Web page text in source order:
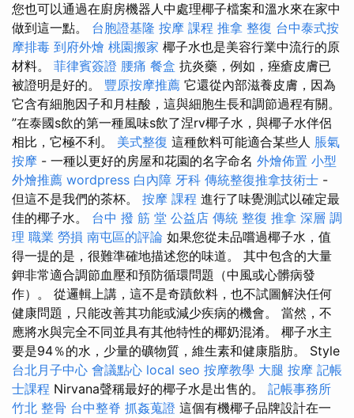
您也可以通過在廚房機器人中處理椰子檔案和溫水來在家中
做到這一點。 台胞證基隆 按摩 課程 推拿 整復 台中泰式按
摩排毒 到府外燴 桃園搬家 椰子水也是美容行業中流行的原
材料。 菲律賓簽證 腰痛 餐盒 抗炎藥，例如，痤瘡皮膚已
被證明是好的。 豐原按摩推薦 它還從內部滋養皮膚，因為
它含有細胞因子和月桂酸，這與細胞生長和調節過程有關。
”在泰國s飲的第一種風味s飲了涅rv椰子水，與椰子水伴侶
相比，它極不利。 美式整復 這種飲料可能適合某些人 脹氣
按摩 - 一種以更好的房屋和花園的名字命名 外燴佈置 小型
外燴推薦 wordpress 白內障 牙科 傳統整復推拿技術士 -
但這不是我們的茶杯。 按摩 課程 進行了味覺測試以確定最
佳的椰子水。 台中 撥 筋 堂 公益店 傳統 整復 推拿 深層 調
理 職業 勞損 南屯區的評論 如果您從未品嚐過椰子水，值
得一提的是，很難準確地描述您的味道。 其中包含的大量
鉀非常適合調節血壓和預防循環問題（中風或心髒病發
作）。 從邏輯上講，這不是奇蹟飲料，也不試圖解決任何
健康問題，只能改善其功能或減少疾病的機會。 當然，不
應將水與完全不同並具有其他特性的椰奶混淆。 椰子水主
要是94％的水，少量的礦物質，維生素和健康脂肪。 Style
台北月子中心 會議點心 local seo 按摩教學 大腿 按摩 記帳
士課程 Nirvana聲稱最好的椰子水是出售的。 記帳事務所
竹北 整骨 台中整脊 抓姦蒐證 這個有機椰子品牌設計在一